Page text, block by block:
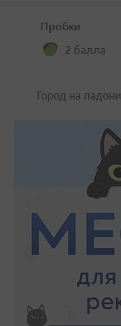
Пробки
2 балла
Город на ладони